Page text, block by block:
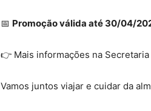
📅 Promoção válida até 30/04/
👉 Mais informações na Secretaria
Vamos juntos viajar e cuidar da